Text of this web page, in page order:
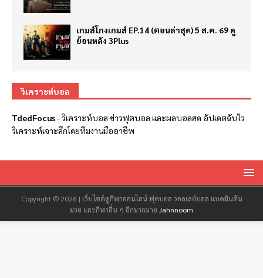
เกมส์โกงเกมส์ EP.14 (ตอนล่าสุด) 5 ส.ค. 69 ดู
ย้อนหลัง 3Plus
วิเคราะห์บอล
TdedFocus-วิเคราะห์บอล ข่าวฟุตบอล และผลบอลสด อัปเดตฉับไว
วิเคราะห์เจาะลึกโดยทีมงานมืออาชีพ
Copyright © 2026 | เว็บไซต์ดูกีฬาออนไลน์ ฟุตบอล วอลเลย์บอล แบดมินตัน
มวย และกีฬาอื่น ๆ อีกมากมาย Jahnnoom